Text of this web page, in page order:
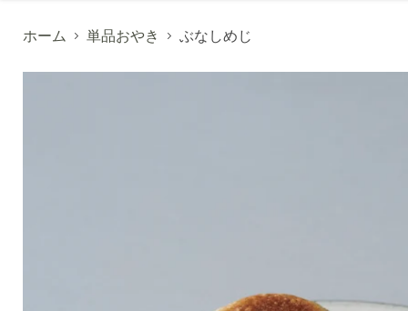
ホーム 単品おやき ぶなしめじ